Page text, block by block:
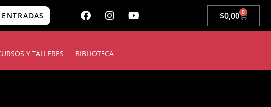
$0,00 0
Y TALLERES BIBLIOTECA